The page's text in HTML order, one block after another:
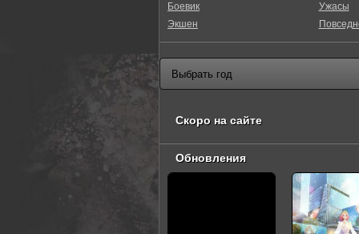
Боевик
Экшен
Ужасы
Скоро на сайте
Обновления